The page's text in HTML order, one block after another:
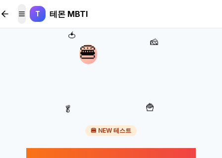
본문 바로가기
메뉴 토글
T 테몬 MBTI
🍔
🍅 🧀
🥬
🍟
🍔 NEW 테스트